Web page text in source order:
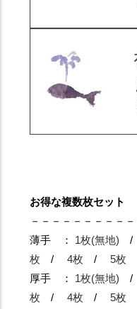
お得な複数枚セット
－－－－－－－－－
薄手 ： 1枚(無地)
枚 /4枚 /5枚
厚手 ： 1枚(無地)
枚 /4枚 /5枚